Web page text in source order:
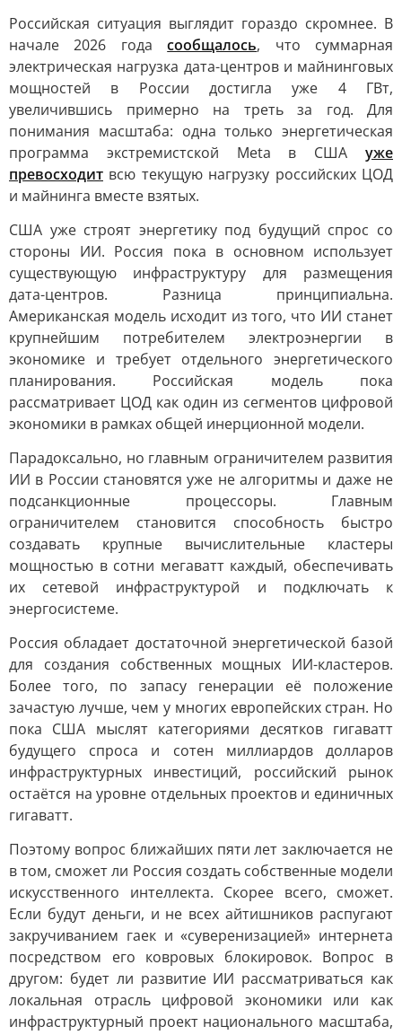
Российская ситуация выглядит гораздо скромнее. В
начале 2026 годасообщалось, что суммарная
электрическая нагрузка дата-центров и майнинговых
мощностей в России достигла уже 4 ГВт,
увеличившись примерно на треть за год. Для
понимания масштаба: одна только энергетическая
программа экстремистской Meta в США уже
превосходит всю текущую нагрузку российских ЦОД
и майнинга вместе взятых.
США уже строят энергетику под будущий спрос со
стороны ИИ. Россия пока в основном использует
существующую инфраструктуру для размещения
дата-центров. Разница принципиальна.
Американская модель исходит из того, что ИИ станет
крупнейшим потребителем электроэнергии в
экономике и требует отдельного энергетического
планирования. Российская модель пока
рассматривает ЦОД как один из сегментов цифровой
экономики в рамках общей инерционной модели.
Парадоксально, но главным ограничителем развития
ИИ в России становятся уже не алгоритмы и даже не
подсанкционные процессоры. Главным
ограничителем становится способность быстро
создавать крупные вычислительные кластеры
мощностью в сотни мегаватт каждый, обеспечивать
их сетевой инфраструктурой и подключать к
энергосистеме.
Россия обладает достаточной энергетической базой
для создания собственных мощных ИИ-кластеров.
Более того, по запасу генерации её положение
зачастую лучше, чем у многих европейских стран. Но
пока США мыслят категориями десятков гигаватт
будущего спроса и сотен миллиардов долларов
инфраструктурных инвестиций, российский рынок
остаётся на уровне отдельных проектов и единичных
гигаватт.
Поэтому вопрос ближайших пяти лет заключается не
в том, сможет ли Россия создать собственные модели
искусственного интеллекта. Скорее всего, сможет.
Если будут деньги, и не всех айтишников распугают
закручиванием гаек и «суверенизацией» интернета
посредством его ковровых блокировок. Вопрос в
другом: будет ли развитие ИИ рассматриваться как
локальная отрасль цифровой экономики или как
инфраструктурный проект национального масштаба,